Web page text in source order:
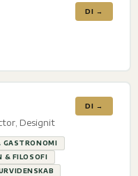
DI →
Designit
GASTRONOMI
& FILOSOFI
DI →